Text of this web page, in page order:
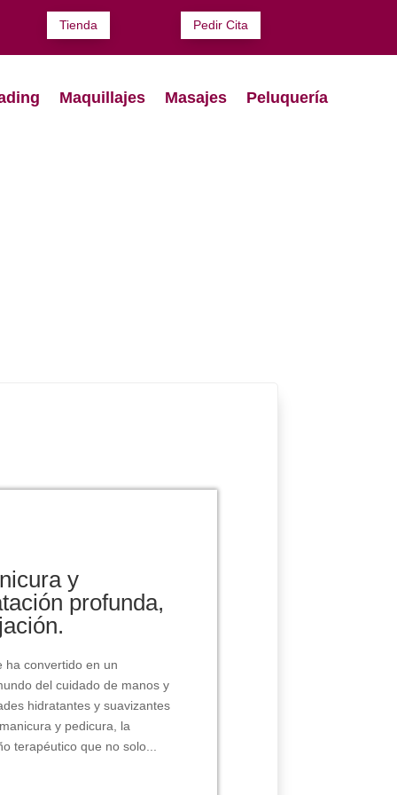
Tienda Pedir Cita
Maquillajes Masajes Peluquería
y
profunda,
ha convertido en un
del cuidado de manos y
hidratantes y suavizantes
y pedicura, la
terapéutico que no solo...